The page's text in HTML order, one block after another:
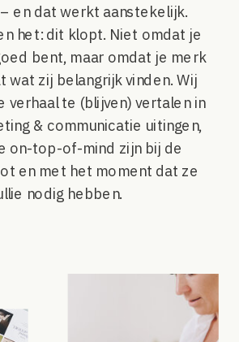
en dat werkt aanstekelijk.
het: dit klopt. Niet omdat je
bent, maar omdat je merk
wat zij belangrijk vinden. Wij
verhaal te (blijven) vertalen in
& communicatie uitingen,
on-top-of-mind zijn bij de
en met het moment dat ze
nodig hebben.